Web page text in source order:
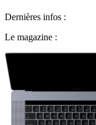
Dernières infos :
Le magazine :